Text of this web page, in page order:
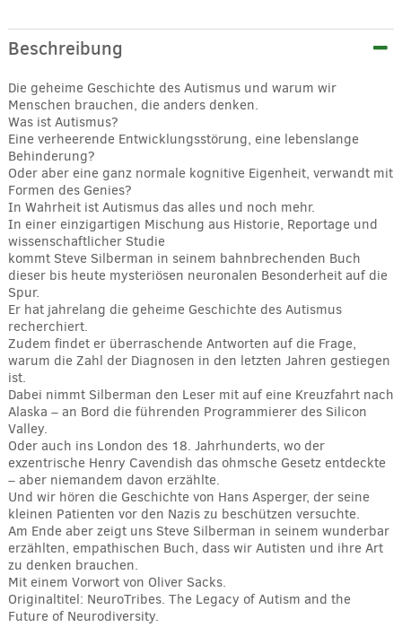
Beschreibung
Die geheime Geschichte des Autismus und warum wir
Menschen brauchen, die anders denken.
Was ist Autismus?
Eine verheerende Entwicklungsstörung, eine lebenslange
Behinderung?
Oder aber eine ganz normale kognitive Eigenheit, verwandt mit
Formen des Genies?
In Wahrheit ist Autismus das alles und noch mehr.
In einer einzigartigen Mischung aus Historie, Reportage und
wissenschaftlicher Studie
kommt Steve Silberman in seinem bahnbrechenden Buch
dieser bis heute mysteriösen neuronalen Besonderheit auf die
Spur.
Er hat jahrelang die geheime Geschichte des Autismus
recherchiert.
Zudem findet er überraschende Antworten auf die Frage,
warum die Zahl der Diagnosen in den letzten Jahren gestiegen
ist.
Dabei nimmt Silberman den Leser mit auf eine Kreuzfahrt nach
Alaska – an Bord die führenden Programmierer des Silicon
Valley.
Oder auch ins London des 18. Jahrhunderts, wo der
exzentrische Henry Cavendish das ohmsche Gesetz entdeckte
– aber niemandem davon erzählte.
Und wir hören die Geschichte von Hans Asperger, der seine
kleinen Patienten vor den Nazis zu beschützen versuchte.
Am Ende aber zeigt uns Steve Silberman in seinem wunderbar
erzählten, empathischen Buch, dass wir Autisten und ihre Art
zu denken brauchen.
Mit einem Vorwort von Oliver Sacks.
Originaltitel: NeuroTribes. The Legacy of Autism and the
Future of Neurodiversity.